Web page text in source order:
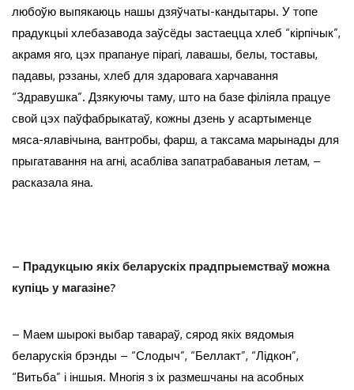
любоўю выпякаюць нашы дзяўчаты-кандытары. У топе
прадукцыі хлебазавода заўсёды застаецца хлеб “кірпічык”,
акрамя яго, цэх прапануе пірагі, лавашы, белы, тоставы,
падавы, рэзаны, хлеб для здаровага харчавання
“Здравушка”. Дзякуючы таму, што на базе філіяла працуе
свой цэх паўфабрыкатаў, кожны дзень у асартыменце
мяса-ялавічына, вантробы, фарш, а таксама марынады для
прыгатавання на агні, асабліва запатрабаваныя летам, –
расказала яна.
– Прадукцыю якіх беларускіх прадпрыемстваў можна
купіць у магазіне?
– Маем шырокі выбар тавараў, сярод якіх вядомыя
беларускія брэнды – “Слодыч”, “Беллакт”, “Лідкон”,
“Витьба” і іншыя. Многія з іх размешчаны на асобных